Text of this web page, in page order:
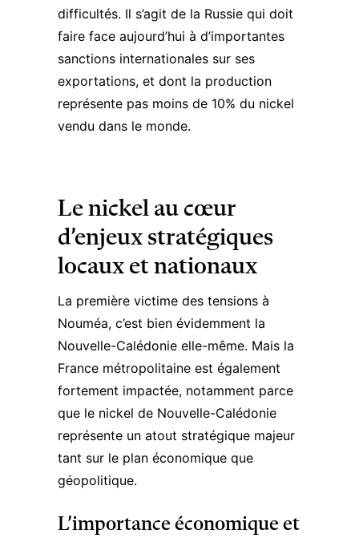
difficultés. Il s’agit de la Russie qui doit
faire face aujourd’hui à d’importantes
sanctions internationales sur ses
exportations, et dont la production
représente pas moins de 10% du nickel
vendu dans le monde.
Le nickel au cœur
d’enjeux stratégiques
locaux et nationaux
La première victime des tensions à
Nouméa, c’est bien évidemment la
Nouvelle-Calédonie elle-même. Mais la
France métropolitaine est également
fortement impactée, notamment parce
que le nickel de Nouvelle-Calédonie
représente un atout stratégique majeur
tant sur le plan économique que
géopolitique.
L’importance économique et